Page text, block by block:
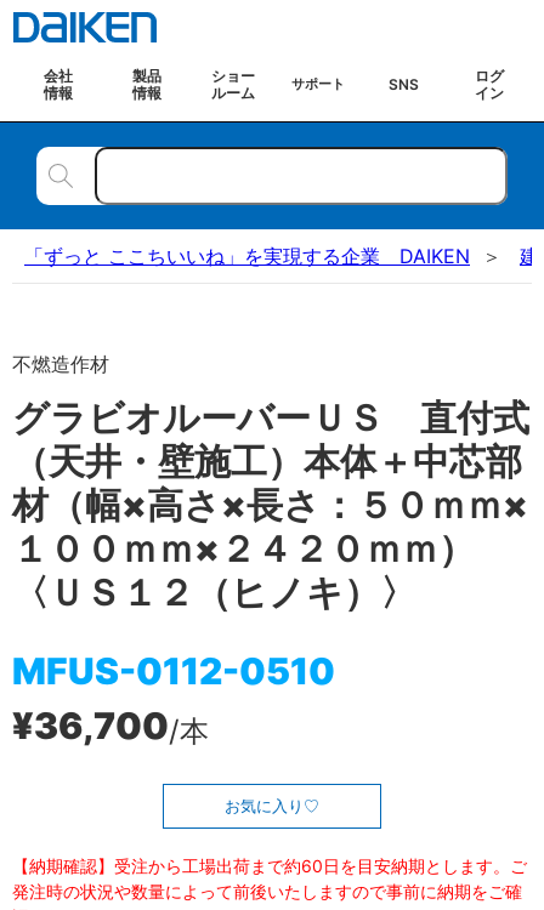
会社
情報
製品
情報
ショー
ルーム
サポート SNS
ログ
イン
「ずっと ここちいいね」を実現する企業 DAIKEN 建
不燃造作材
グラビオルーバーＵＳ 直付式
（天井・壁施工）本体＋中芯部
材（幅×高さ×長さ：５０ｍｍ×
１００ｍｍ×２４２０ｍｍ）
〈ＵＳ１２（ヒノキ）〉
MFUS-0112-0510
¥36,700/本
お気に入り
【納期確認】受注から工場出荷まで約60日を目安納期とします。ご
発注時の状況や数量によって前後いたしますので事前に納期をご確